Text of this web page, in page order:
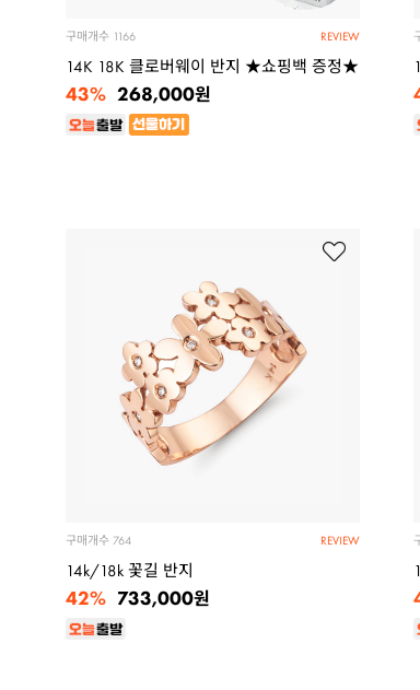
REVIEW
구매개수 1166
14K 18K 클로버웨이 반지 ★쇼핑백 증정★
268,000원
43%
REVIEW
구매개수 764
14k/18k 꽃길 반지
733,000원
42%